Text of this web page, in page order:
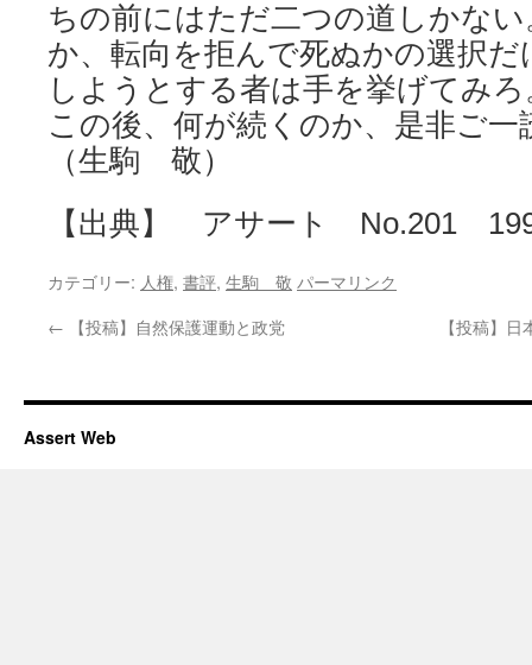
ちの前にはただ二つの道しかな
か、転向を拒んで死ぬかの選択
しようとする者は手を挙げてみろ
この後、何が続くのか、是非ご一
（生駒 敬）
【出典】 アサート No.201
カテゴリー: 人権, 書評, 生駒 敬 パーマリンク
← 【投稿】自然保護運動と政党 【投稿】
Assert Web